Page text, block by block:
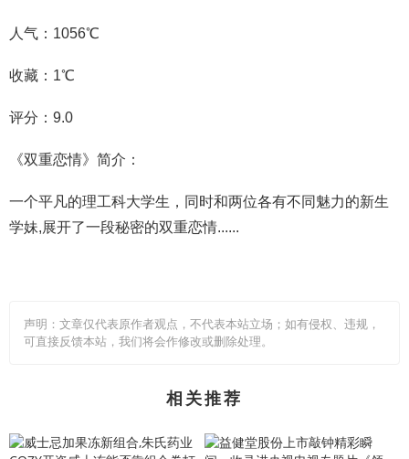
人气：1056℃
收藏：1℃
评分：9.0
《双重恋情》简介：
一个平凡的理工科大学生，同时和两位各有不同魅力的新生
学妹,展开了一段秘密的双重恋情......
声明：文章仅代表原作者观点，不代表本站立场；如有侵权、违规，
可直接反馈本站，我们将会作修改或删除处理。
相关推荐